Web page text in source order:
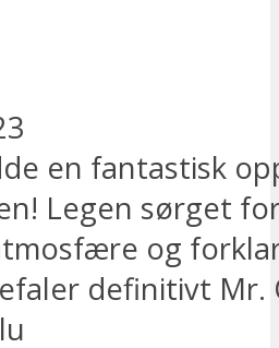
en fantastisk
Legen sørget
og
definitivt Mr.